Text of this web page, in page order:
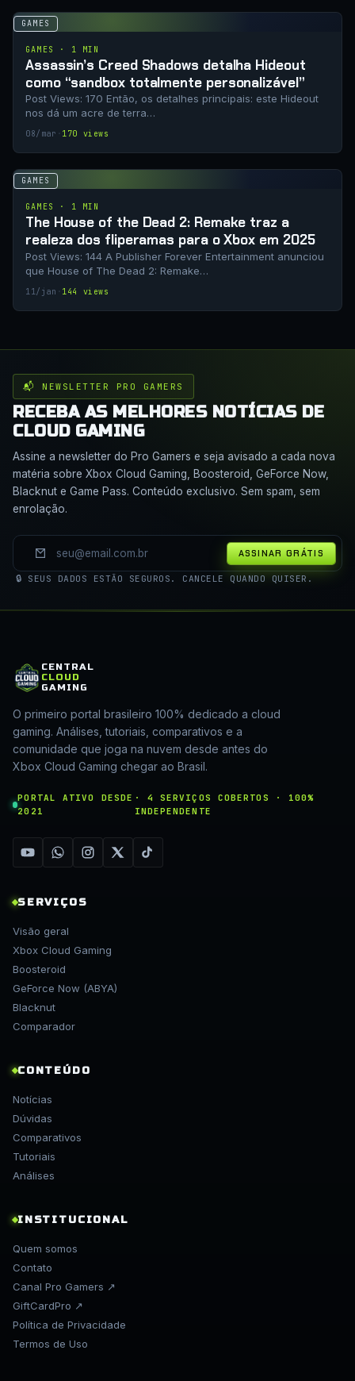
GAMES
GAMES · 1 MIN
Assassin’s Creed Shadows detalha Hideout
como “sandbox totalmente personalizável”
Post Views: 170 Então, os detalhes principais: este Hideout
nos dá um acre de terra…
08/mar · 170 views
GAMES
GAMES · 1 MIN
The House of the Dead 2: Remake traz a
realeza dos fliperamas para o Xbox em 2025
Post Views: 144 A Publisher Forever Entertainment anunciou
que House of The Dead 2: Remake…
11/jan · 144 views
📬 NEWSLETTER PRO GAMERS
RECEBA AS MELHORES NOTÍCIAS DE
CLOUD GAMING
Assine a newsletter do Pro Gamers e seja avisado a cada nova
matéria sobre Xbox Cloud Gaming, Boosteroid, GeForce Now,
Blacknut e Game Pass. Conteúdo exclusivo. Sem spam, sem
enrolação.
ASSINAR GRÁTIS
🔒 SEUS DADOS ESTÃO SEGUROS. CANCELE QUANDO QUISER.
CENTRAL
CLOUD
GAMING
O primeiro portal brasileiro 100% dedicado a cloud
gaming. Análises, tutoriais, comparativos e a
comunidade que joga na nuvem desde antes do
Xbox Cloud Gaming chegar ao Brasil.
PORTAL ATIVO DESDE
2021
· 4 SERVIÇOS COBERTOS · 100%
INDEPENDENTE
SERVIÇOS
Visão geral
Xbox Cloud Gaming
Boosteroid
GeForce Now (ABYA)
Blacknut
Comparador
CONTEÚDO
Notícias
Dúvidas
Comparativos
Tutoriais
Análises
INSTITUCIONAL
Quem somos
Contato
Canal Pro Gamers ↗
GiftCardPro ↗
Política de Privacidade
Termos de Uso